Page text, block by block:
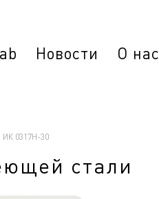
Новости О нас
ИК 0317Н-30
стали